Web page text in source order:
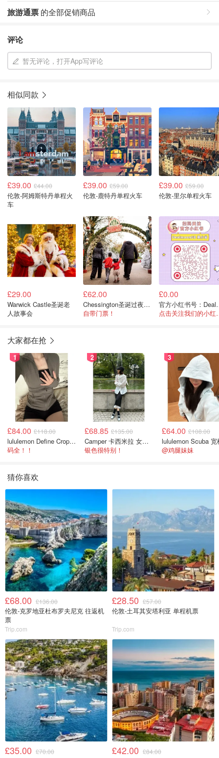
旅游通票 的全部促销商品
评论
暂无评论，打开App写评论
相似同款
£39.00 £44.00
伦敦-阿姆斯特丹单程火
车
£39.00 £59.00
伦敦-鹿特丹单程火车
£39.00 £59.00
伦敦-里尔单程火车
£29.00
Warwick Castle圣诞老
人故事会
£62.00
Chessington圣诞过夜酒店
自带门票！
£0.00
官方小红
点击
大家都在抢
1
£84.00 £118.00
lululemon Define Cropped Jacket Nulu 短款夹克
码全！！
2
£68.85 £135.00
Camper 卡西米拉 女士鞋子
银色很特别！
3
£64.00 £108.00
@鸡腿妹妹
猜你喜欢
£68.00 £136.00
伦敦-克罗地亚杜布罗夫尼克 往返机
票
Trip.com
£28.50 £57.00
伦敦-土耳其安塔利亚 单程机票
Trip.com
£35.00 £70.00 £42.00 £84.00